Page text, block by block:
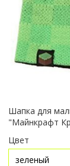
Шапка для
"Майнкрафт
Цвет